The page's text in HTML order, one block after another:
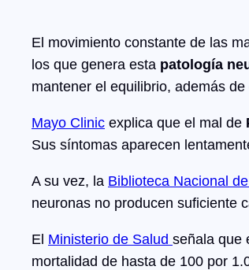
El movimiento constante de las
los que genera esta patología
mantener el equilibrio, además
Mayo Clinic explica que el mal de
Sus síntomas aparecen
A su vez, la Biblioteca Nacional
neuronas no producen suficiente
El Ministerio de Salud señala que
mortalidad de hasta de 100 por